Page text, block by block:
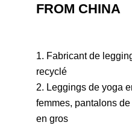
FROM CHINA
1. Fabricant de
recyclé
2. Leggings de yoga
femmes, pantalons
en gros